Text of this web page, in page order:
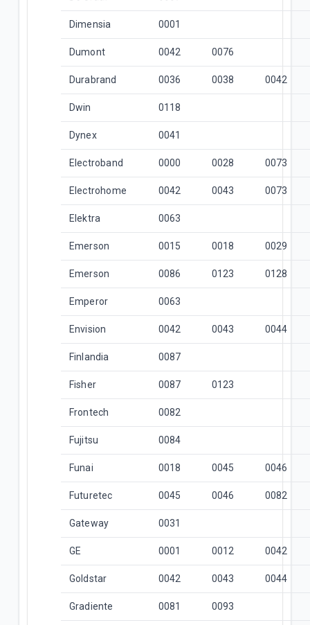
Dimensia 0001
Dumont 0042 0076
Durabrand 0036 0038 0042
Dwin 0118
Dynex 0041
Electroband 0000 0028 0073
Electrohome 0042 0043 0073
Elektra 0063
Emerson 0015 0018 0029
Emerson 0086 0123 0128
Emperor 0063
Envision 0042 0043 0044
Finlandia 0087
Fisher 0087 0123
Frontech 0082
Fujitsu 0084
Funai 0018 0045 0046
Futuretec 0045 0046 0082
Gateway 0031
GE 0001 0012 0042
Goldstar 0042 0043 0044
Gradiente 0081 0093